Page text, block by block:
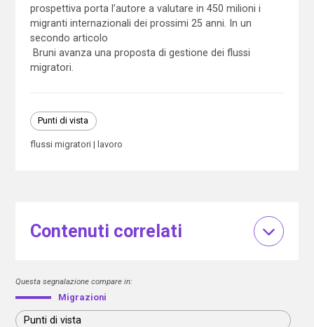
prospettiva porta l’autore a valutare in 450 milioni i
migranti internazionali dei prossimi 25 anni. In un
secondo articolo
Bruni avanza una proposta di gestione dei flussi
migratori.
Punti di vista
flussi migratori lavoro
Contenuti correlati
Questa segnalazione compare in:
Migrazioni
Punti di vista